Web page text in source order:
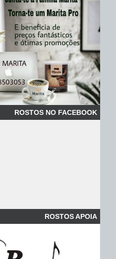
ROSTOS NO FACEBOOK
ROSTOS APOIA